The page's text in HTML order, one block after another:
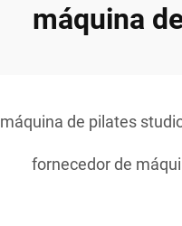
máquina
máquina de pilates
fornecedor de